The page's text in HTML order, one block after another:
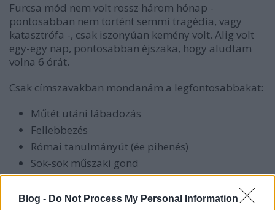
Blog - Do Not Process My Personal Information
Furcsa mód nem volt rossz három hónap -
pontosabban nem történt semmi tragédia, vagy
katasztrófa -, csak iszonyúan kemény volt. Alig volt
egy-egy nap, pontosabban éjszaka, hogy aludtam
volna 6 órát.
Csak címszavakban mondanám a legfontosabbakat:
Műtét utáni lábadozás
Fellebbezés
Római tanulmányút (ée pihenés)
Sok-sok műszaki gond
Új teherautó és munkagép
Tanfolyam